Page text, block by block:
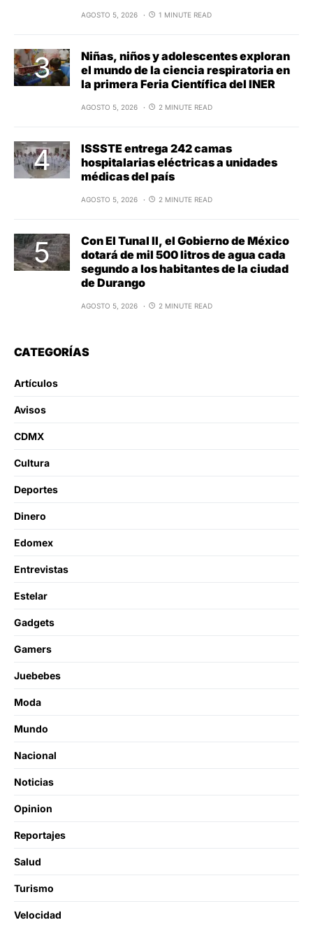
AGOSTO 5, 2026 1 MINUTE READ
Niñas, niños y adolescentes exploran
el mundo de la ciencia respiratoria en
la primera Feria Científica del INER
AGOSTO 5, 2026 2 MINUTE READ
ISSSTE entrega 242 camas
hospitalarias eléctricas a unidades
médicas del país
AGOSTO 5, 2026 2 MINUTE READ
Con El Tunal II, el Gobierno de México
dotará de mil 500 litros de agua cada
segundo a los habitantes de la ciudad
de Durango
AGOSTO 5, 2026 2 MINUTE READ
CATEGORÍAS
Artículos
Avisos
CDMX
Cultura
Deportes
Dinero
Edomex
Entrevistas
Estelar
Gadgets
Gamers
Juebebes
Moda
Mundo
Nacional
Noticias
Opinion
Reportajes
Salud
Turismo
Velocidad